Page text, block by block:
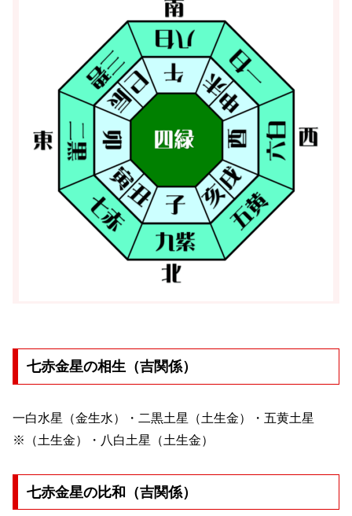
七赤金星の相生（吉関係）
一白水星（金生水）・二黒土星（土生金）・五黄土星
※（土生金）・八白土星（土生金）
七赤金星の比和（吉関係）